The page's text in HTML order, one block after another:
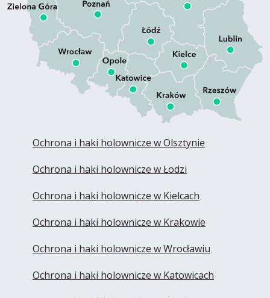
Ochrona i haki holownicze w Olsztynie
Ochrona i haki holownicze w Łodzi
Ochrona i haki holownicze w Kielcach
Ochrona i haki holownicze w Krakowie
Ochrona i haki holownicze w Wrocławiu
Ochrona i haki holownicze w Katowicach